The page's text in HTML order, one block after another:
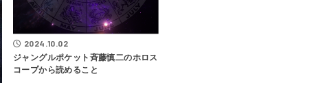
2024.10.02
ジャングルポケット斉藤慎二のホロス
コープから読めること